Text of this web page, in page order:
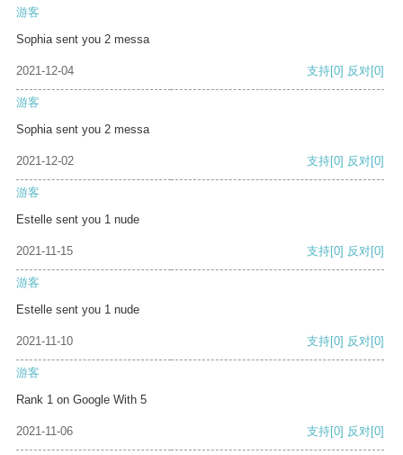
游客
Sophia sent you 2 messa
2021-12-04 支持[0] 反对[0]
游客
Sophia sent you 2 messa
2021-12-02 支持[0] 反对[0]
游客
Estelle sent you 1 nude
2021-11-15 支持[0] 反对[0]
游客
Estelle sent you 1 nude
2021-11-10 支持[0] 反对[0]
游客
Rank 1 on Google With 5
2021-11-06 支持[0] 反对[0]